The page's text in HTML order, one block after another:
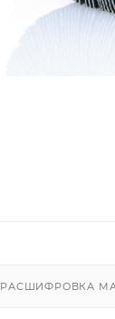
РАСШИФРОВКА